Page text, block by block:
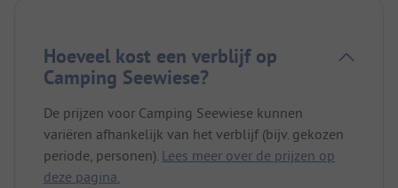
Hoeveel kost een verblijf op
Camping Seewiese?
De prijzen voor Camping Seewiese kunnen
variëren afhankelijk van het verblijf (bijv. gekozen
periode, personen). Lees meer over de prijzen op
deze pagina.